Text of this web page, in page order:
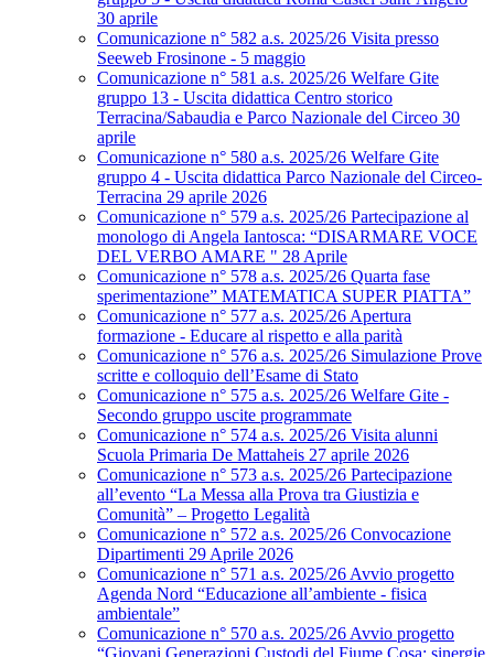
30 aprile
Comunicazione n° 582 a.s. 2025/26 Visita presso
Seeweb Frosinone - 5 maggio
Comunicazione n° 581 a.s. 2025/26 Welfare Gite
gruppo 13 - Uscita didattica Centro storico
Terracina/Sabaudia e Parco Nazionale del Circeo 30
aprile
Comunicazione n° 580 a.s. 2025/26 Welfare Gite
gruppo 4 - Uscita didattica Parco Nazionale del Circeo-
Terracina 29 aprile 2026
Comunicazione n° 579 a.s. 2025/26 Partecipazione al
monologo di Angela Iantosca: “DISARMARE VOCE
DEL VERBO AMARE " 28 Aprile
Comunicazione n° 578 a.s. 2025/26 Quarta fase
sperimentazione” MATEMATICA SUPER PIATTA”
Comunicazione n° 577 a.s. 2025/26 Apertura
formazione - Educare al rispetto e alla parità
Comunicazione n° 576 a.s. 2025/26 Simulazione Prove
scritte e colloquio dell’Esame di Stato
Comunicazione n° 575 a.s. 2025/26 Welfare Gite -
Secondo gruppo uscite programmate
Comunicazione n° 574 a.s. 2025/26 Visita alunni
Scuola Primaria De Mattaheis 27 aprile 2026
Comunicazione n° 573 a.s. 2025/26 Partecipazione
all’evento “La Messa alla Prova tra Giustizia e
Comunità” – Progetto Legalità
Comunicazione n° 572 a.s. 2025/26 Convocazione
Dipartimenti 29 Aprile 2026
Comunicazione n° 571 a.s. 2025/26 Avvio progetto
Agenda Nord “Educazione all’ambiente - fisica
ambientale”
Comunicazione n° 570 a.s. 2025/26 Avvio progetto